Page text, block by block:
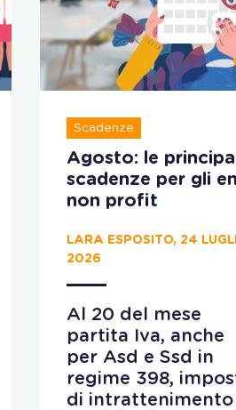
Scadenze
Agosto: le
scadenze per gli
non profit
LARA ESPOSITO, 24
2026
Al 20 del mese
partita Iva, anche
per Asd e Ssd in
regime 398,
di intrattenimento